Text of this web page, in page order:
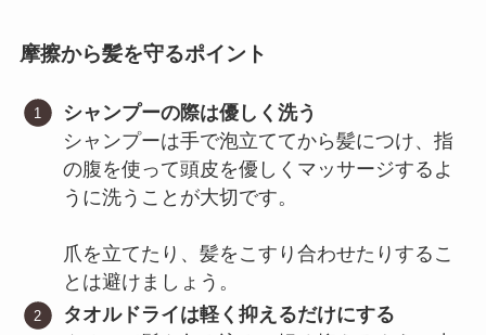
摩擦から髪を守るポイント
シャンプーの際は優しく洗う
シャンプーは手で泡立ててから髪につけ、指
の腹を使って頭皮を優しくマッサージするよ
うに洗うことが大切です。
爪を立てたり、髪をこすり合わせたりするこ
とは避けましょう。
タオルドライは軽く抑えるだけにする